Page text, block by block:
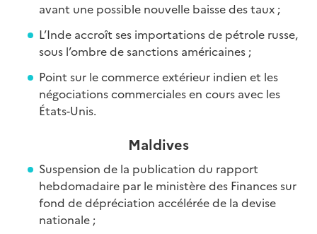
avant une possible nouvelle baisse des taux ;
L’Inde accroît ses importations de pétrole russe,
sous l’ombre de sanctions américaines ;
Point sur le commerce extérieur indien et les
négociations commerciales en cours avec les
États-Unis.
Maldives
Suspension de la publication du rapport
hebdomadaire par le ministère des Finances sur
fond de dépréciation accélérée de la devise
nationale ;